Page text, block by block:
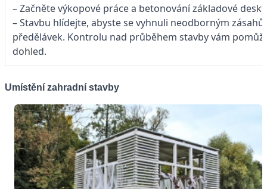
– Začněte výkopové práce a betonování základové
– Stavbu hlídejte, abyste se vyhnuli neodborným
předělávek. Kontrolu nad průběhem stavby vám
dohled.
Umístění zahradní stavby